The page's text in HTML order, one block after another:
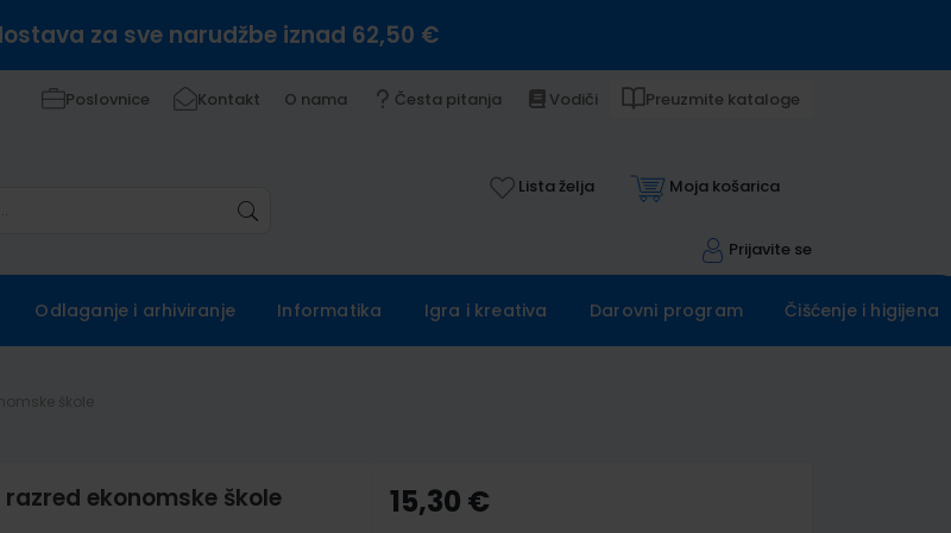
za sve narudžbe iznad 62,50 €
Poslovnice Kontakt O nama Česta pitanja Vodiči Preuzmite kataloge
Lista želja Moja košarica
Prijavite se
Odlaganje i arhiviranje Informatika Igra i kreativa Darovni program Čišćenje i higijena
razred ekonomske škole 15,30 €